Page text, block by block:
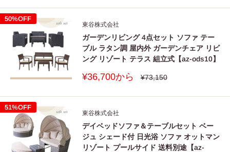
価
格
50%OFF
東谷株式会社
ガーデンリビング 4点セット ソファ テー
ブル ラタン調 屋内外 ガーデンチェア リビ
ング リゾート テラス 組立式【az-ods10】
販
価
¥36,700から
通
格
¥73,150
51%OFF
東谷株式会社
デイベッドソファ＆テーブルセット ベー
ジュ シェード付 日光浴 ソファ オットマン
リゾート プールサイド 送料別途【az-